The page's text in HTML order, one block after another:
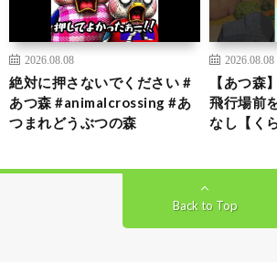
2026.08.08
絶対に押さないでください #
あつ森 #animalcrossing #あ
つまれどうぶつの森
2026.08.08
【あつ森
飛行場前
なし【く
Back to Top